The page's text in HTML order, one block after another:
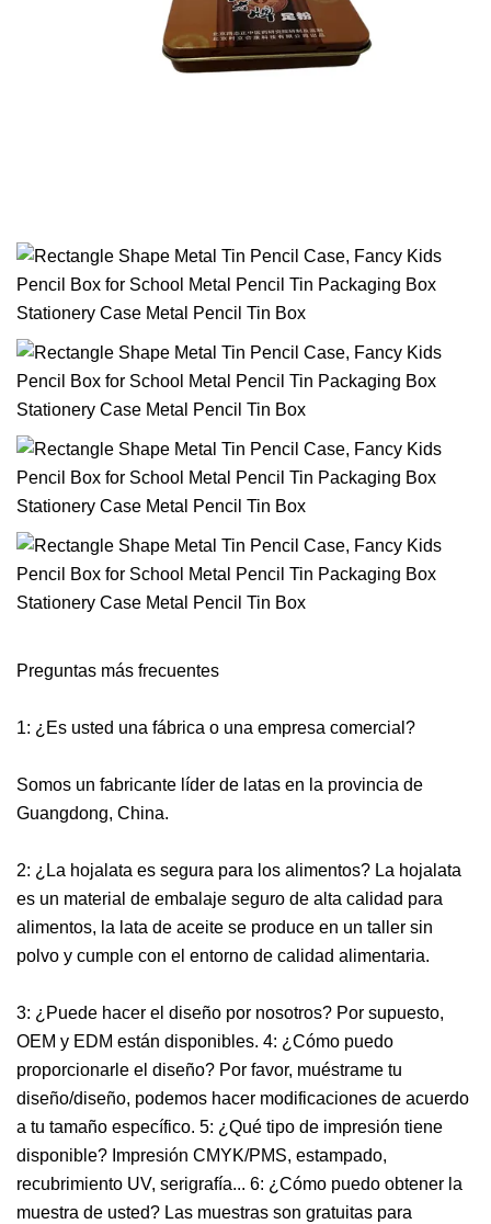
Preguntas más frecuentes
1: ¿Es usted una fábrica o una empresa comercial?
Somos un fabricante líder de latas en la provincia de
Guangdong, China.
2: ¿La hojalata es segura para los alimentos? La hojalata
es un material de embalaje seguro de alta calidad para
alimentos, la lata de aceite se produce en un taller sin
polvo y cumple con el entorno de calidad alimentaria.
3: ¿Puede hacer el diseño por nosotros? Por supuesto,
OEM y EDM están disponibles. 4: ¿Cómo puedo
proporcionarle el diseño? Por favor, muéstrame tu
diseño/diseño, podemos hacer modificaciones de acuerdo
a tu tamaño específico. 5: ¿Qué tipo de impresión tiene
disponible? Impresión CMYK/PMS, estampado,
recubrimiento UV, serigrafía... 6: ¿Cómo puedo obtener la
muestra de usted? Las muestras son gratuitas para